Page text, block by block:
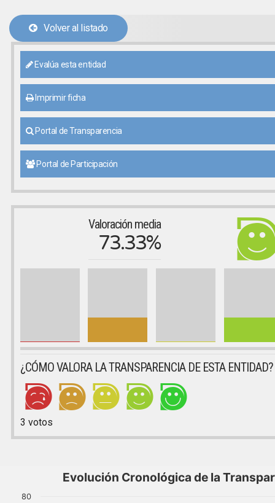
Volver al listado
Evalúa esta entidad
Imprimir ficha
Portal de Transparencia
Portal de Participación
Valoración media
73.33%
¿CÓMO VALORA LA TRANSPARENCIA DE ESTA ENTIDAD?
3 votos
Evolución Cronológica de la
80